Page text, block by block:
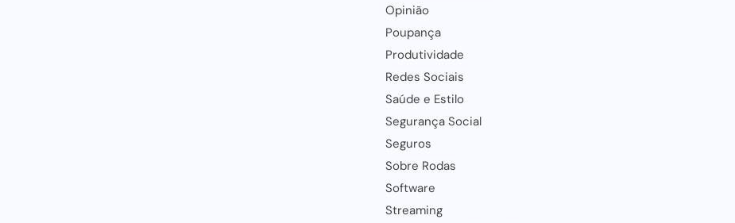
Opinião
Poupança
Produtividade
Redes Sociais
Saúde e Estilo
Segurança Social
Seguros
Sobre Rodas
Software
Streaming